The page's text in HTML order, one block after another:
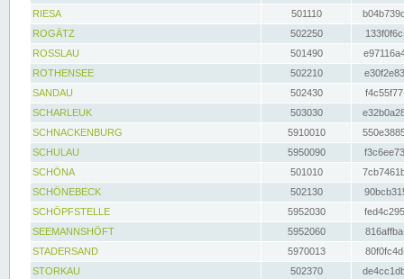
RIESA
501110
ROGÄTZ
502250
ROSSLAU
501490
ROTHENSEE
502210
SANDAU
502430
SCHARLEUK
503030
SCHNACKENBURG
5910010
SCHULAU
5950090
SCHÖNA
501010
SCHÖNEBECK
502130
SCHÖPFSTELLE
5952030
SEEMANNSHÖFT
5952060
STADERSAND
5970013
STORKAU
502370